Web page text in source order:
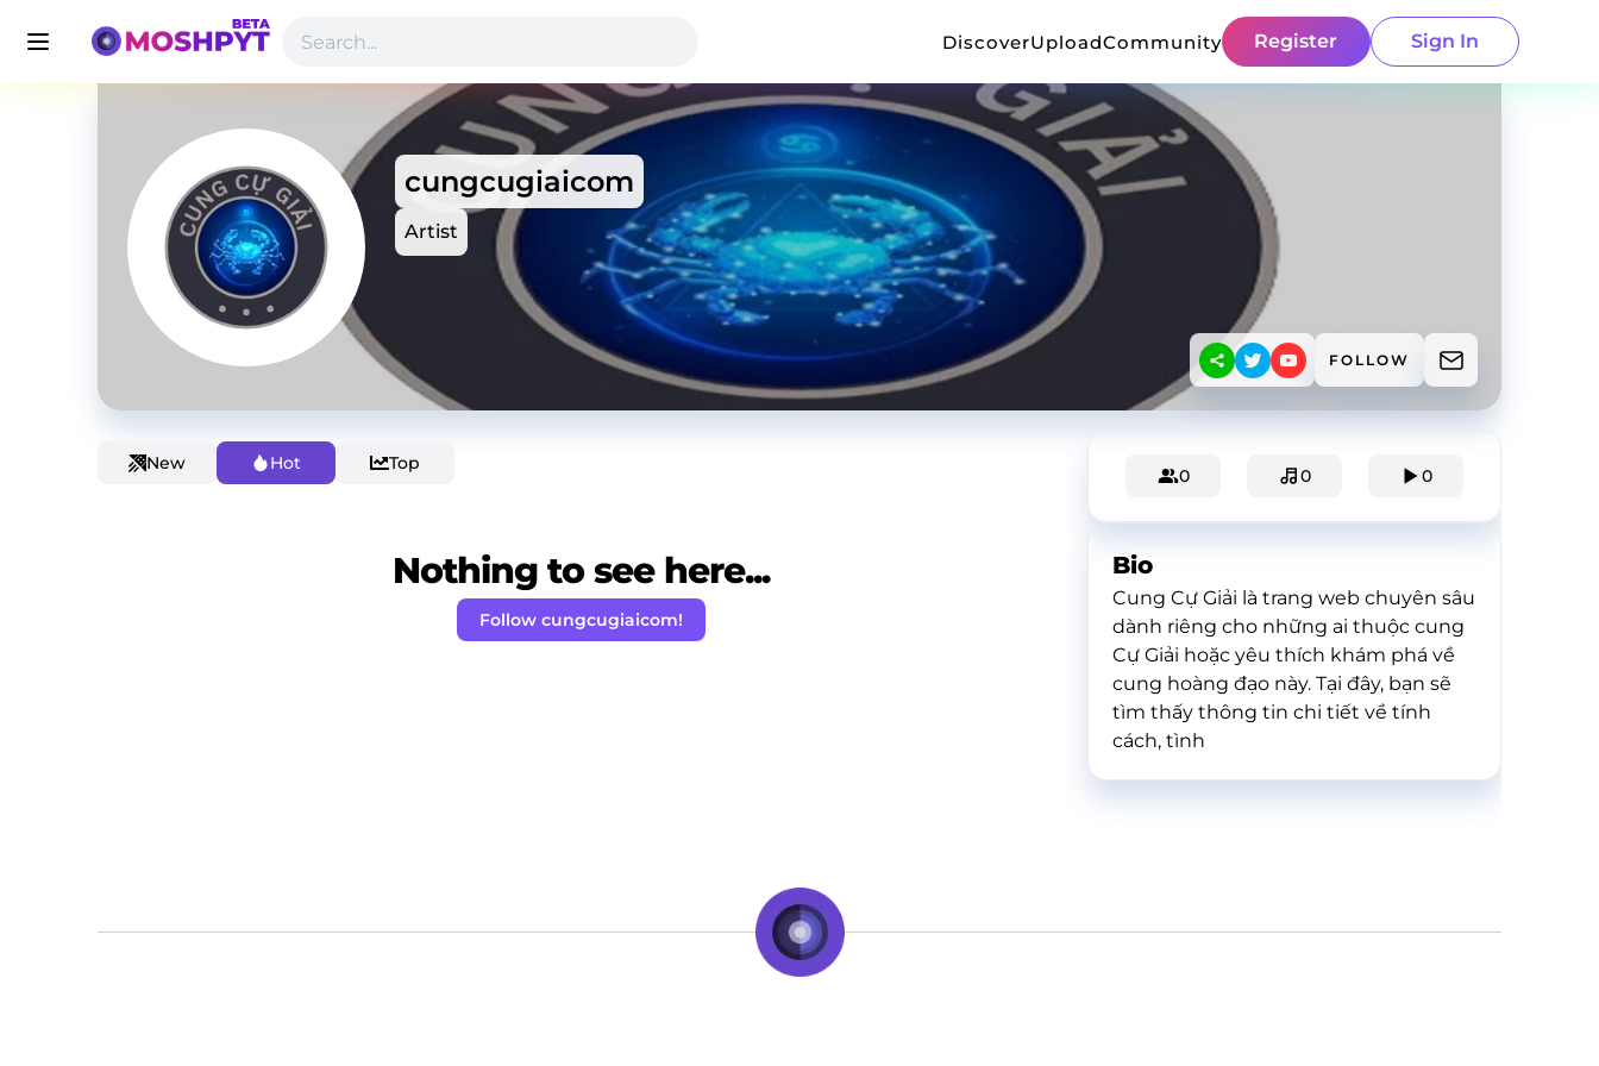
DiscoverUploadCommunity Register Sign In
cungcugiaicom
Artist
FOLLOW
New Hot Top
Nothing to see here...
Follow cungcugiaicom!
0 0 0
Bio
Cung Cự Giải là trang web chuyên sâu
dành riêng cho những ai thuộc cung
Cự Giải hoặc yêu thích khám phá về
cung hoàng đạo này. Tại đây, bạn sẽ
tìm thấy thông tin chi tiết về tính
cách, tình